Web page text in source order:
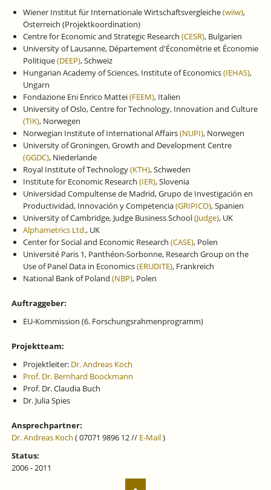
Wiener Institut für Internationale Wirtschaftsvergleiche(wiiw),
Österreich (Projektkoordination)
Centre for Economic and Strategic Research (CESR), Bulgarien
University of Lausanne, Département d'Économétrie et Économie
Politique(DEEP), Schweiz
Hungarian Academy of Sciences, Institute of Economics(IEHAS),
Ungarn
Fondazione Eni Enrico Mattei(FEEM), Italien
University of Oslo, Centre for Technology, Innovation and Culture
(TIK), Norwegen
Norwegian Institute of International Affairs(NUPI), Norwegen
University of Groningen, Growth and Development Centre
(GGDC), Niederlande
Royal Institute of Technology(KTH), Schweden
Institute for Economic Research (IER), Slovenia
Universidad Compultense de Madrid, Grupo de Investigación en
Productividad, Innovación y Competencia(GRIPICO), Spanien
University of Cambridge, Judge Business School(Judge), UK
Alphametrics Ltd., UK
Center for Social and Economic Research (CASE), Polen
Université Paris 1, Panthéon-Sorbonne, Research Group on the
Use of Panel Data in Economics(ERUDITE), Frankreich
National Bank of Poland (NBP), Polen
Auftraggeber:
EU-Kommission (6. Forschungsrahmenprogramm)
Projektteam:
Projektleiter: Dr. Andreas Koch
Prof. Dr. Bernhard Boockmann
Prof. Dr. Claudia Buch
Dr. Julia Spies
Ansprechpartner:
Dr. Andreas Koch ( 07071 9896 12 // E-Mail)
Status:
2006 - 2011